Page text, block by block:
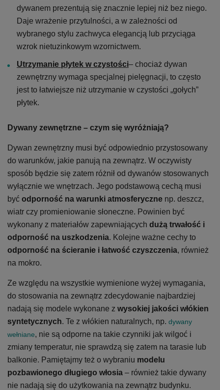
dywanem prezentują się znacznie lepiej niż bez niego.
Daje wrażenie przytulności, a w zależności od
wybranego stylu zachwyca elegancją lub przyciąga
wzrok nietuzinkowym wzornictwem.
Utrzymanie płytek w czystości– chociaż dywan
zewnętrzny wymaga specjalnej pielęgnacji, to często
jest to łatwiejsze niż utrzymanie w czystości „gołych”
płytek.
Dywany zewnętrzne – czym się wyróżniają?
Dywan zewnętrzny musi być odpowiednio przystosowany
do warunków, jakie panują na zewnątrz. W oczywisty
sposób będzie się zatem różnił od dywanów stosowanych
wyłącznie we wnętrzach. Jego podstawową cechą musi
być odporność na warunki atmosferyczne np. deszcz,
wiatr czy promieniowanie słoneczne. Powinien być
wykonany z materiałów zapewniających dużą trwałość i
odporność na uszkodzenia. Kolejne ważne cechy to
odporność na ścieranie i łatwość czyszczenia, również
na mokro.
Ze względu na wszystkie wymienione wyżej wymagania,
do stosowania na zewnątrz zdecydowanie najbardziej
nadają się modele wykonane z wysokiej jakości włókien
syntetycznych. Te z włókien naturalnych, np. dywany
wełniane, nie są odporne na takie czynniki jak wilgoć i
zmiany temperatur, nie sprawdzą się zatem na tarasie lub
balkonie. Pamiętajmy też o wybraniu modelu
pozbawionego długiego włosia – również takie dywany
nie nadają się do użytkowania na zewnątrz budynku.